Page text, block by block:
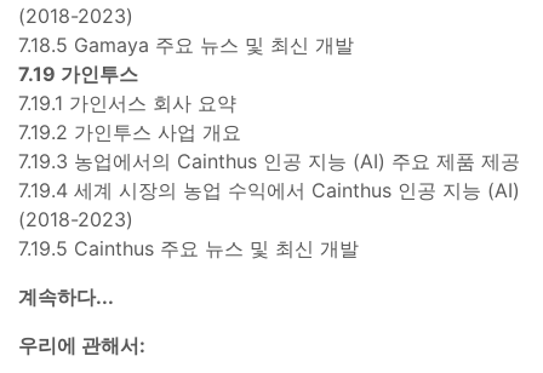
(2018-2023)
7.18.5 Gamaya 주요 뉴스 및 최신 개발
7.19 가인투스
7.19.1 가인서스 회사 요약
7.19.2 가인투스 사업 개요
7.19.3 농업에서의 Cainthus 인공 지능 (AI) 주요 제품 제공
7.19.4 세계 시장의 농업 수익에서 Cainthus 인공 지능 (AI)
(2018-2023)
7.19.5 Cainthus 주요 뉴스 및 최신 개발
계속하다...
우리에 관해서: